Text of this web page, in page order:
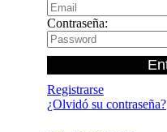
Contraseña:
Registrarse
¿Olvidó su contraseña?